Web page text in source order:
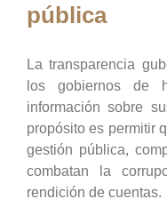
pública
La transparencia
los gobiernos de
información sobre
propósito es permitir
gestión pública,
combatan la
rendición de cuentas.